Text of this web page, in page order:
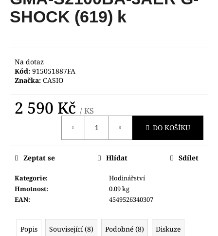
0,0
z
SHOCK (619) k
Na dotaz
Kód: 915051887FA
Značka: CASIO
2 590 Kč / KS
DO KOŠÍKU
Kategorie:
Hodinářství
Hmotnost:
0.09 kg
EAN: 4549526340307
Zeptat se Hlídat Sdílet
Popis Související (8) Podobné (8) Diskuze
a
j
t
?
HLEDAT
D
p
o